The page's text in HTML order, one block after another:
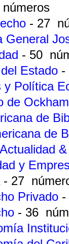
- 27
General
- 50
Estado -
y Política
de
de
de
y
- 27
Privado -
- 36